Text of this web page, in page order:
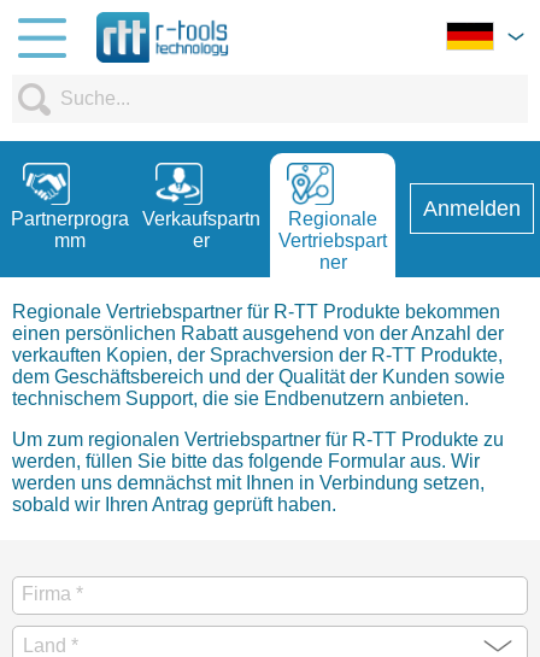
Partnerprogra
mm
Verkaufspartn
er
Regionale
Vertriebspart
ner
Anmelden
Regionale Vertriebspartner für R-TT Produkte bekommen
einen persönlichen Rabatt ausgehend von der Anzahl der
verkauften Kopien, der Sprachversion der R-TT Produkte,
dem Geschäftsbereich und der Qualität der Kunden sowie
technischem Support, die sie Endbenutzern anbieten.
Um zum regionalen Vertriebspartner für R-TT Produkte zu
werden, füllen Sie bitte das folgende Formular aus. Wir
werden uns demnächst mit Ihnen in Verbindung setzen,
sobald wir Ihren Antrag geprüft haben.